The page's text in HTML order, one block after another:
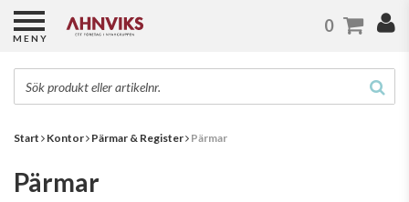
Start Kontor Pärmar & Register Pärmar
Pärmar
MENY
0